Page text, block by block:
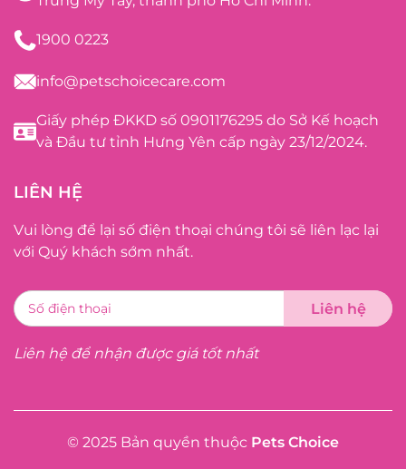
1900 0223
info@petschoicecare.com
Giấy phép ĐKKD số 0901176295 do Sở Kế hoạch
và Đầu tư tỉnh Hưng Yên cấp ngày 23/12/2024.
LIÊN HỆ
Vui lòng để lại số điện thoại chúng tôi sẽ liên lạc lại
với Quý khách sớm nhất.
Liên hệ để nhận được giá tốt nhất
© 2025 Bản quyền thuộc Pets Choice